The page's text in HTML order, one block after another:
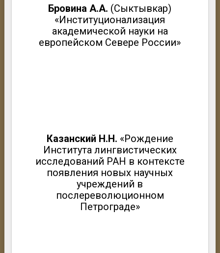
Бровина А.А. (Сыктывкар)
«Институционализация
академической науки на
европейском Севере России»
Казанский Н.Н. «Рождение
Института лингвистических
исследований РАН в контексте
появления новых научных
учреждений в
послереволюционном
Петрограде»